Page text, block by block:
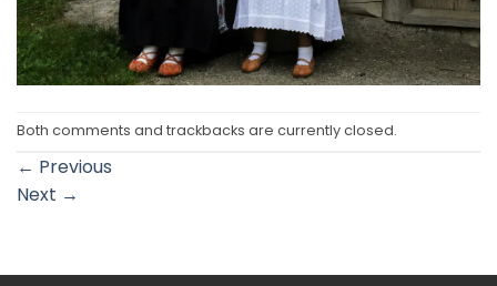
Both comments and trackbacks are currently closed.
← Previous
Next →